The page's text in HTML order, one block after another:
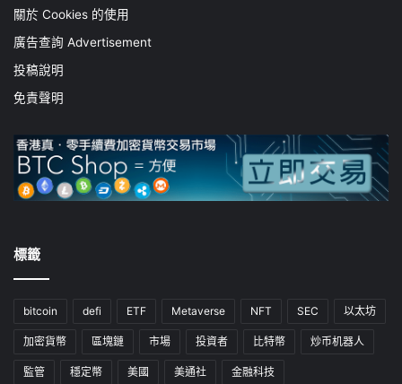
關於 Cookies 的使用
廣告查詢 Advertisement
投稿說明
免責聲明
標籤
bitcoin defi ETF Metaverse NFT SEC 以太坊
加密貨幣 區塊鏈 市場 投資者 比特幣 炒币机器人
監管 穩定幣 美國 美通社 金融科技